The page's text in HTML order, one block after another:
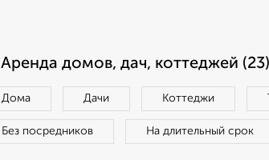
Аренда домов, дач, коттеджей (23)
Дома Дачи Коттеджи
Без посредников На длительный срок